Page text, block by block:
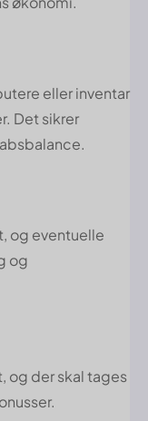
eller inventar
Det sikrer
og eventuelle
og
og der skal tages